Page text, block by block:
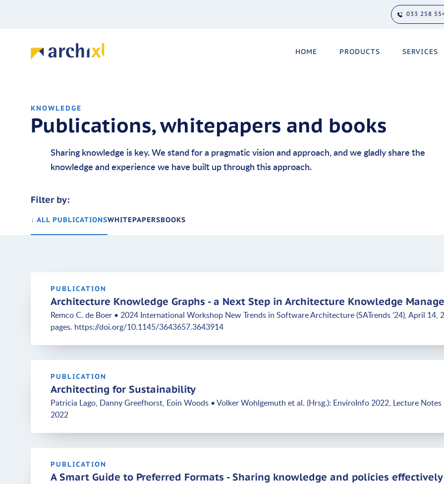
033 258
HOME PRODUCTS SERVICES
KNOWLEDGE
Publications, whitepapers and books
Sharing knowledge is key. We stand for a pragmatic vision and approach, and we gladly share the
knowledge and experience we have built up through this approach.
Filter by:
↓ ALL PUBLICATIONSWHITEPAPERSBOOKS
PUBLICATION
Architecture Knowledge Graphs - a Next Step in Architecture Knowledge
Remco C. de Boer • 2024 International Workshop New Trends in Software Architecture (SATrends ’24), April
pages. https://doi.org/10.1145/3643657.3643914
PUBLICATION
Architecting for Sustainability
Patricia Lago, Danny Greefhorst, Eoin Woods • Volker Wohlgemuth et al. (Hrsg.): EnviroInfo 2022, Lecture
2022
PUBLICATION
A Smart Guide to Preferred Formats - Sharing knowledge and policies